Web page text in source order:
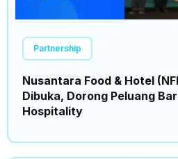
Partnership
Nusantara Food & Hotel
Dibuka, Dorong Peluang
Hospitality